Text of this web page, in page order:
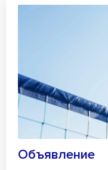
Объявление